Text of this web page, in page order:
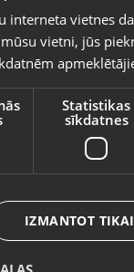
Ludza,
Stāvoklis
243.00
No 11.05€
Vietnes
Valsts
Valoda
interneta vietnes
vietni, jūs
Statistikas
sīkdatnes
IZMANTOT